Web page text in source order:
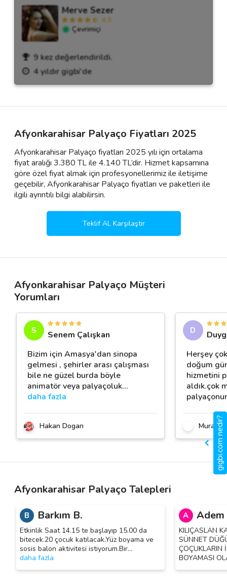
Merve Sezer
4.9
Çevrimiçi
9 kez değerlendirildi.
4 yıldır gigbi'de
Afyonkarahisar Palyaço Fiyatları 2025
Afyonkarahisar Palyaço fiyatları 2025 yılı için ortalama
fiyat aralığı 3.380 TL ile 4.140 TL’dir. Hizmet kapsamına
göre özel fiyat almak için profesyonellerimiz ile iletişime
geçebilir, Afyonkarahisar Palyaço fiyatları ve paketleri ile
ilgili ayrıntılı bilgi alabilirsin.
Teklif Al, Karşılaştır
Afyonkarahisar Palyaço Müşteri
Yorumları
S
Senem Çalışkan
Bizim için Amasya'dan sinopa
gelmesi , şehirler arası çalışması
bile ne güzel burda böyle
animatör veya palyaçoluk…
daha fazla
Hakan Dogan
D
Herşey
doğum
hizmetini
aldık.çok
Murat E.
Afyonkarahisar Palyaço Talepleri
B Barkım B.
Etkinlik Saat 14.15 te başlayıp 15.00 da
bitecek.20 çocuk katılacak.Yüz boyama ve
sosis balon aktivitesi istiyorum.Bir…
daha fazla
A Adem
KILIÇASLAN
SÜNNET
ÇOÇUKLARIN
BOYAMASI
gigbi.com nedir?